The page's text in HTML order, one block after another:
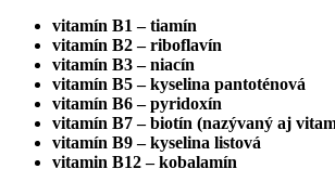
vitamín B1 – tiamín
vitamín B2 – riboflavín
vitamín B3 – niacín
vitamín B5 – kyselina pantoténová
vitamín B6 – pyridoxín
vitamín B7 – biotín (nazývaný aj
vitamín B9 – kyselina listová
vitamin B12 – kobalamín